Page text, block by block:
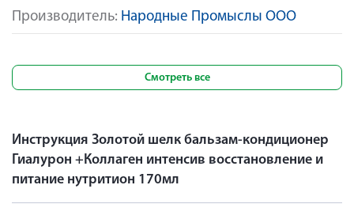
Производитель: Народные Промыслы ООО
Смотреть все
Инструкция Золотой шелк бальзам-кондиционер
Гиалурон +Коллаген интенсив восстановление и
питание нутритион 170мл